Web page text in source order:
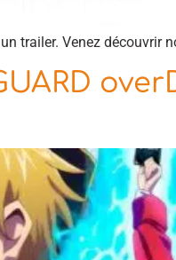
trailer. Venez